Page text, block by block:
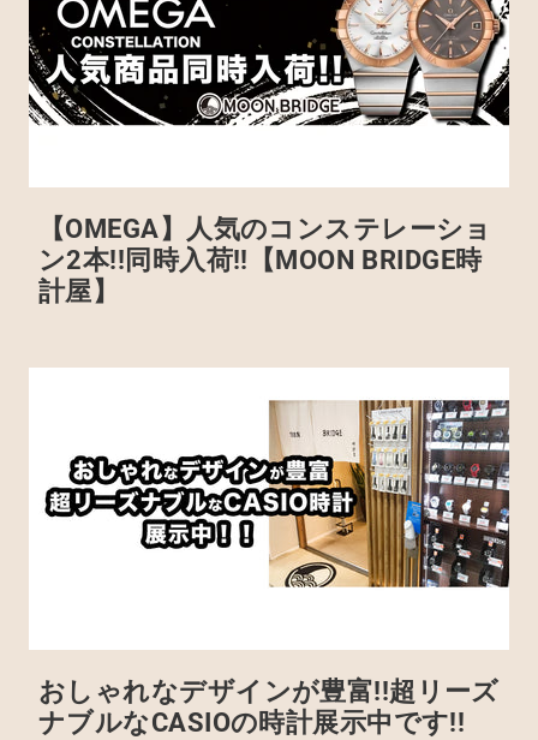
【OMEGA】人気のコンステレーショ
ン2本!!同時入荷!!【MOON BRIDGE時
計屋】
おしゃれなデザインが豊富!!超リーズ
ナブルなCASIOの時計展示中です!!